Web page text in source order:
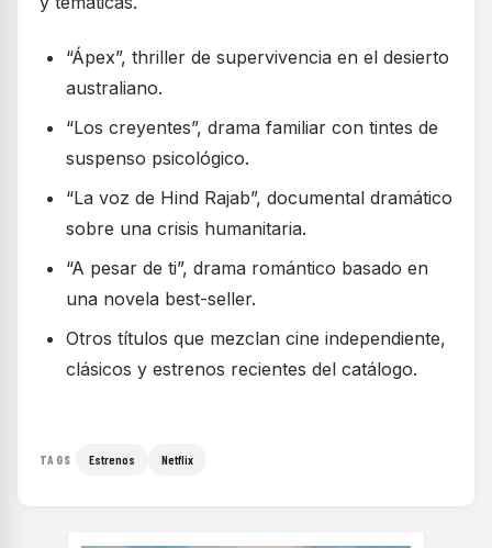
“Ápex”, thriller de supervivencia en el desierto
australiano.
“Los creyentes”, drama familiar con tintes de
suspenso psicológico.
“La voz de Hind Rajab”, documental dramático
sobre una crisis humanitaria.
“A pesar de ti”, drama romántico basado en
una novela best-seller.
Otros títulos que mezclan cine independiente,
clásicos y estrenos recientes del catálogo.
TAGS Estrenos Netflix